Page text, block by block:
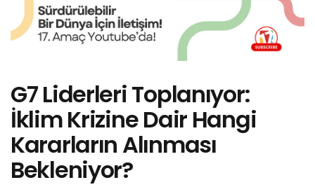
G7 Liderleri Toplanıyor:
İklim Krizine Dair Hangi
Kararların Alınması
Bekleniyor?